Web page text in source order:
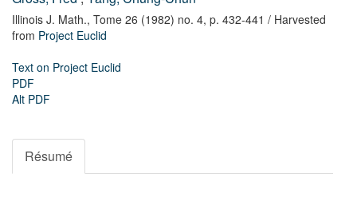
Illinois J. Math., Tome 26 (1982) no. 4, p. 432-441 / Harvested
from Project Euclid
Text on Project Euclid
PDF
Alt PDF
Résumé